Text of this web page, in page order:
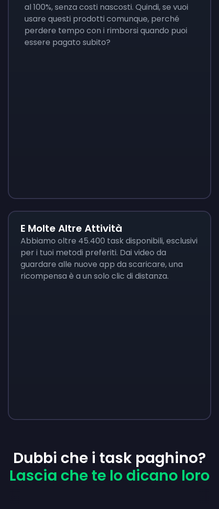
al 100%, senza costi nascosti. Quindi, se vuoi
usare questi prodotti comunque, perché
perdere tempo con i rimborsi quando puoi
essere pagato subito?
E Molte Altre Attività
Abbiamo oltre 45.400 task disponibili, esclusivi
per i tuoi metodi preferiti. Dai video da
guardare alle nuove app da scaricare, una
ricompensa è a un solo clic di distanza.
Dubbi che i task paghino?
Lascia che te lo dicano loro